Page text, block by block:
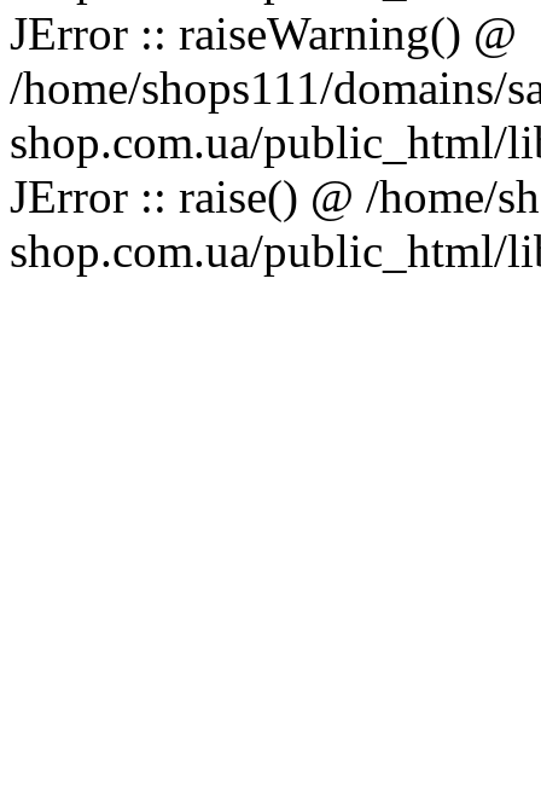
JError :: raiseWarning() @
/home/shops111/domains/
shop.com.ua/public_html/
JError :: raise() @ /home/
shop.com.ua/public_html/